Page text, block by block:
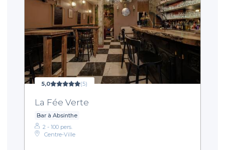
5,0 (5)
La Fée Verte
Bar à Absinthe
2 - 100 pers.
Centre-Ville